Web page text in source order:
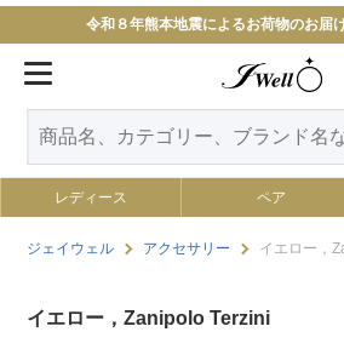
令和８年熊本地震によるお荷物のお届
11000円以上で送料無料
レディース ペア
ジェイウェル アクセサリー イエロー，
イエロー，Zanipolo Terzini